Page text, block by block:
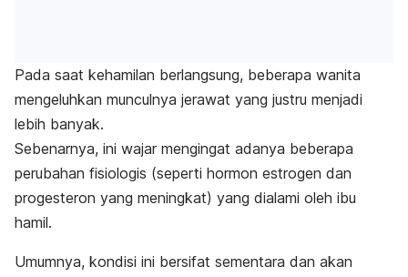
Pada saat kehamilan berlangsung, beberapa wanita
mengeluhkan munculnya jerawat yang justru menjadi
lebih banyak.
Sebenarnya, ini wajar mengingat adanya beberapa
perubahan fisiologis (seperti hormon estrogen dan
progesteron yang meningkat) yang dialami oleh ibu
hamil.
Umumnya, kondisi ini bersifat sementara dan akan